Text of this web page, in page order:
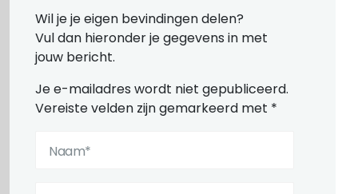
Wil je je eigen bevindingen delen?
Vul dan hieronder je gegevens in met
jouw bericht.
Je e-mailadres wordt niet gepubliceerd.
Vereiste velden zijn gemarkeerd met *